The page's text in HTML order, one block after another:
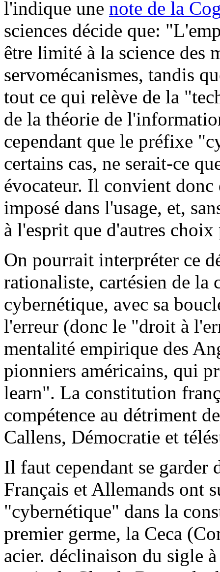
l'indique une note de la
sciences décide que:
être limité à la science des
servomécanismes, tandis
tout ce qui relève de la
de la théorie de
cependant que le préfixe
certains cas, ne serait-ce
évocateur. Il convient
imposé dans l'usage, et,
à l'esprit que d'autres
On pourrait interpréter ce
rationaliste, cartésien de la
cybernétique, avec sa
l'erreur (donc le "droit à
mentalité empirique des
pionniers américains, qui
learn". La constitution
compétence au détriment
Callens, Démocratie et
Il faut cependant se garder
Français et Allemands ont
"cybernétique" dans la
premier germe, la Ceca
acier. déclinaison du sigle